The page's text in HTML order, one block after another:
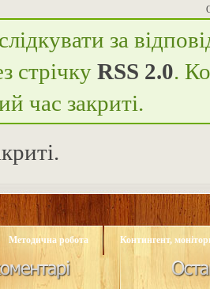
за
стрічку RSS 2.0.
час закриті.
Методична робота Контингент,